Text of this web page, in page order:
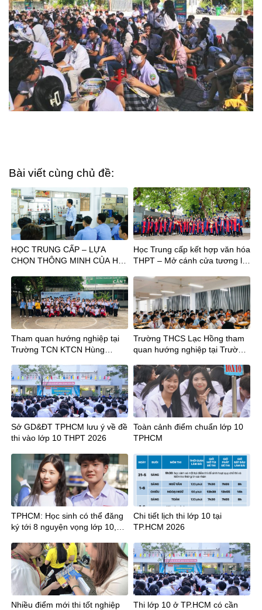
Bài viết cùng chủ đề:
HỌC TRUNG CẤP – LỰA
CHỌN THÔNG MINH CỦA HS
Học Trung cấp kết hợp văn hóa
THPT – Mở cánh cửa tương lai
Tham quan hướng nghiệp tại
Trường TCN KTCN Hùng
THCS Chu Văn An và THCS
Hậu Giang
Trường THCS Lạc Hồng tham
quan hướng nghiệp tại Trường
ghệ Hùng Vương
Sở GD&ĐT TPHCM lưu ý về đề
thi vào lớp 10 THPT 2026
Toàn cảnh điểm chuẩn lớp 10
TPHCM
TPHCM: Học sinh có thể đăng
ký tới 8 nguyện vọng lớp 10,
Chi tiết lịch thi lớp 10 tại
TP.HCM 2026
Nhiều điểm mới thi tốt nghiệp
Thi lớp 10 ở TP.HCM có cần